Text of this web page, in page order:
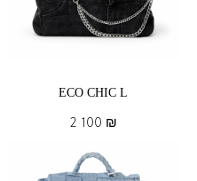
ECO CHIC L
2 100 ₪